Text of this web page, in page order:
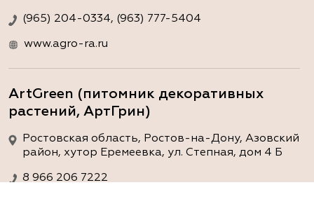
(965) 204-0334, (963) 777-5404
www.agro-ra.ru
ArtGreen (питомник декоративных
растений, АртГрин)
Ростовская область, Ростов-на-Дону, Азовский
район, хутор Еремеевка, ул. Степная, дом 4 Б
8 966 206 7222